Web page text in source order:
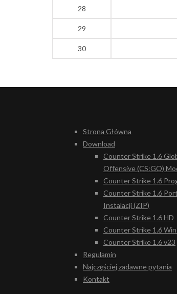
28
29
30
Strona Główna
Download
Counter Strike 1.6
Offensive (CS:GO)
Counter Strike 1.6
Counter Strike 1.6
Instalacji (ZIP)
Counter Strike 1.6 HD
Counter Strike 1.6
Counter Strike 1.6 v23
Regulamin
Najczęściej zadawne pytania
Kontakt